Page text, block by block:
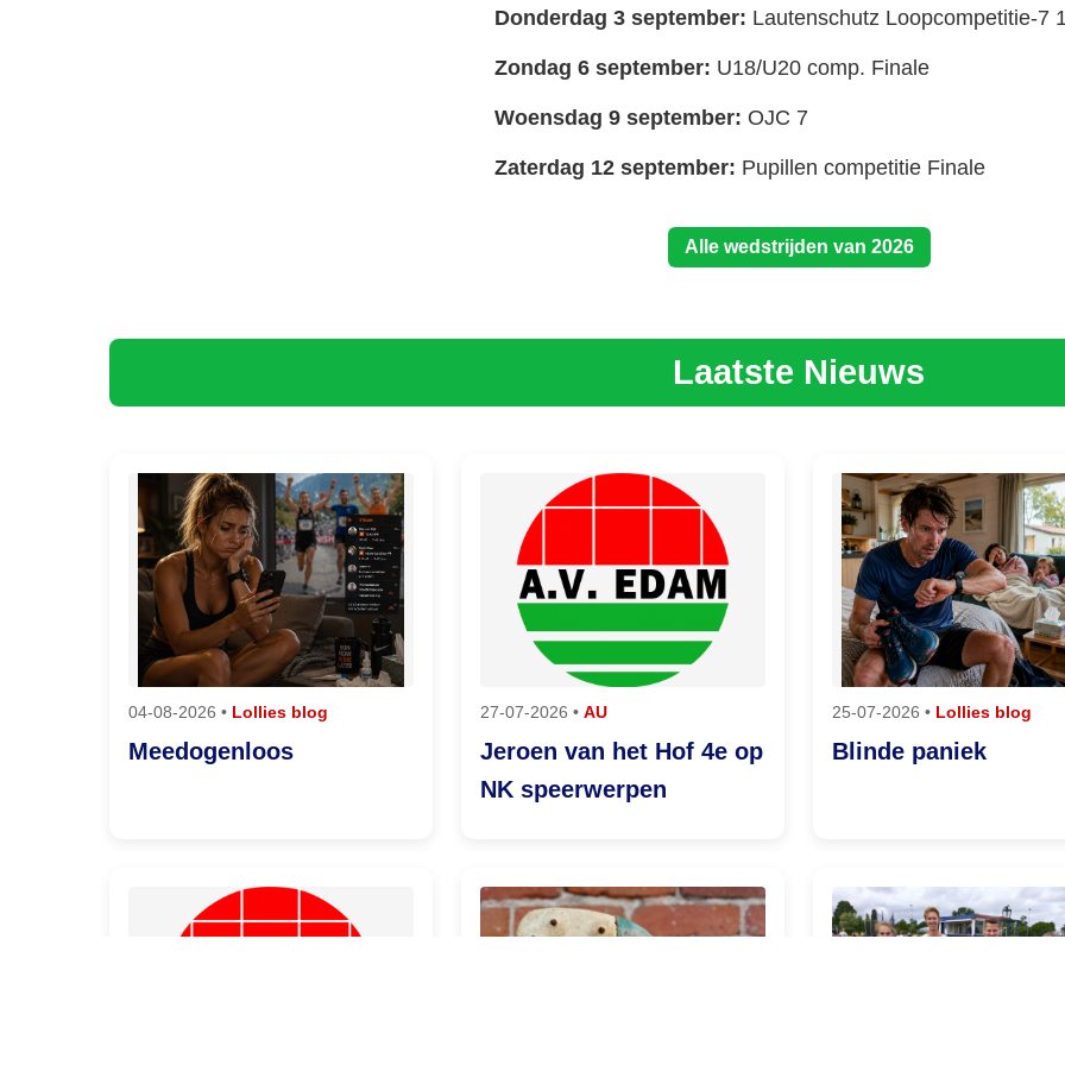
Donderdag 3 september: Lautenschutz Loopcompetitie-7
Zondag 6 september: U18/U20 comp. Finale
Woensdag 9 september: OJC 7
Zaterdag 12 september: Pupillen competitie Finale
Alle wedstrijden van 2026
Laatste Nieuws
04-08-2026 • Lollies blog
Meedogenloos
27-07-2026 • AU
Jeroen van het Hof 4e op
NK speerwerpen
25-07-2026 • Lollies blog
Blinde paniek